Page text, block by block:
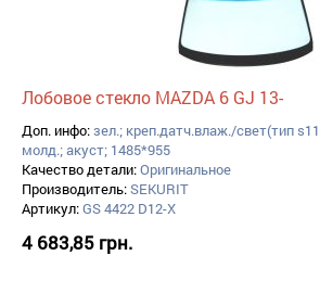
Лобовое стекло MAZDA 6 GJ 13-
Доп. инфо:зел.; креп.датч.влаж./свет(тип
молд.; акуст; 1485*955
Качество детали:Оригинальное
Производитель:SEKURIT
Артикул:GS 4422 D12-X
4 683,85 грн.